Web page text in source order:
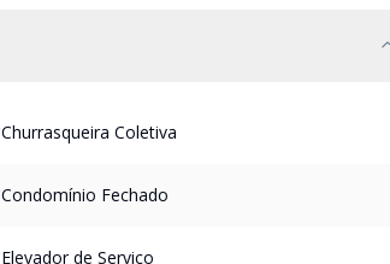
Churrasqueira Coletiva
Condomínio Fechado
Elevador de Serviço